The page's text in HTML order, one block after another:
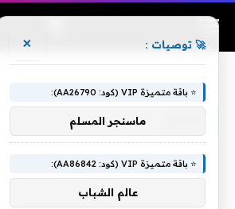
🚀 توصيات : ×
⭐ باقة متميزة VIP (كود: AA26790):
ماسنجر المسلم
⭐ باقة متميزة VIP (كود: AA86842):
عالم الشباب